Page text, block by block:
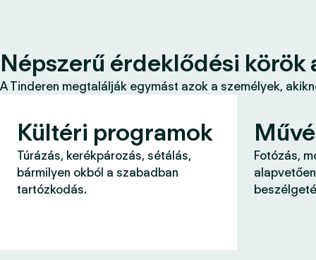
Népszerű érdeklődési körök
A Tinderen megtalálják egymást azok a személyek,
Kültéri programok
Túrázás, kerékpározás, sétálás,
bármilyen okból a szabadban
tartózkodás.
Fotózás,